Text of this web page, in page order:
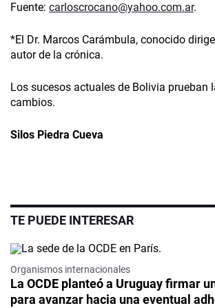
Fuente: carloscrocano@yahoo.com.ar.
*El Dr. Marcos Carámbula, conocido
autor de la crónica.
Los sucesos actuales de Bolivia prueban
cambios.
Silos Piedra Cueva
TE PUEDE INTERESAR
Organismos internacionales
La OCDE planteó a Uruguay firmar
para avanzar hacia una eventual